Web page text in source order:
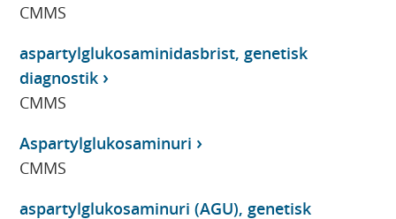
CMMS
aspartylglukosaminidasbrist, genetisk
diagnostik
CMMS
Aspartylglukosaminuri
CMMS
aspartylglukosaminuri (AGU), genetisk